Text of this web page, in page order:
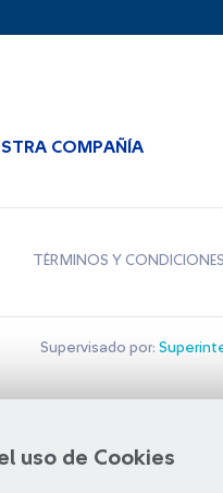
uso de Cookies
COMPAÑÍA
TÉRMINOS Y CONDICIONES
Supervisado por: